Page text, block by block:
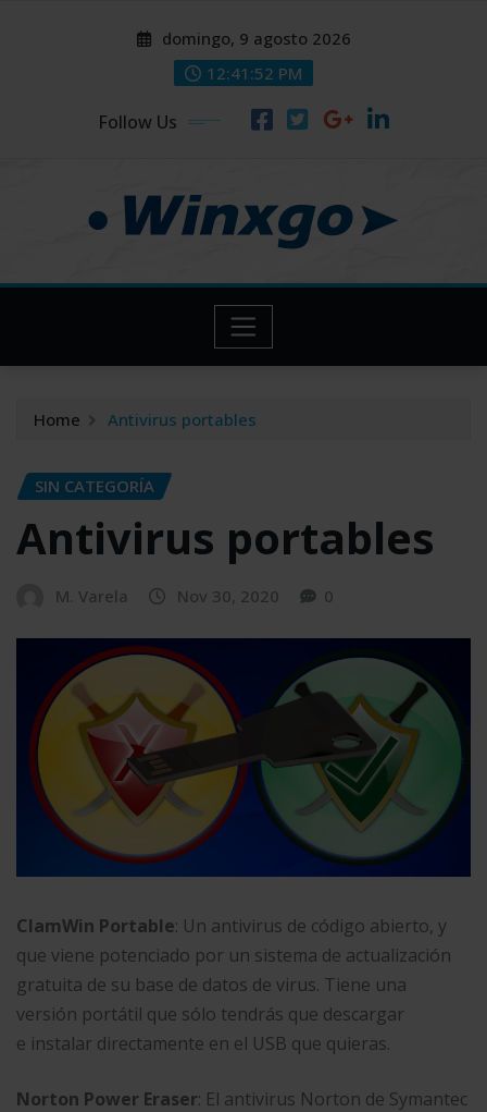
domingo, 9 agosto 2026
12:41:53 PM
Follow Us
Home Antivirus portables
SIN CATEGORÍA
Antivirus portables
M. Varela Nov 30, 2020 0
ClamWin Portable: Un antivirus de código abierto, y
que viene potenciado por un sistema de actualización
gratuita de su base de datos de virus. Tiene una
versión portátil que sólo tendrás que descargar
e instalar directamente en el USB que quieras.
Norton Power Eraser: El antivirus Norton de Symantec